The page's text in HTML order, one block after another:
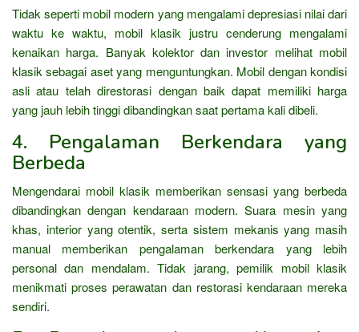
Tidak seperti mobil modern yang mengalami depresiasi nilai dari
waktu ke waktu, mobil klasik justru cenderung mengalami
kenaikan harga. Banyak kolektor dan investor melihat mobil
klasik sebagai aset yang menguntungkan. Mobil dengan kondisi
asli atau telah direstorasi dengan baik dapat memiliki harga
yang jauh lebih tinggi dibandingkan saat pertama kali dibeli.
4. Pengalaman Berkendara yang
Berbeda
Mengendarai mobil klasik memberikan sensasi yang berbeda
dibandingkan dengan kendaraan modern. Suara mesin yang
khas, interior yang otentik, serta sistem mekanis yang masih
manual memberikan pengalaman berkendara yang lebih
personal dan mendalam. Tidak jarang, pemilik mobil klasik
menikmati proses perawatan dan restorasi kendaraan mereka
sendiri.